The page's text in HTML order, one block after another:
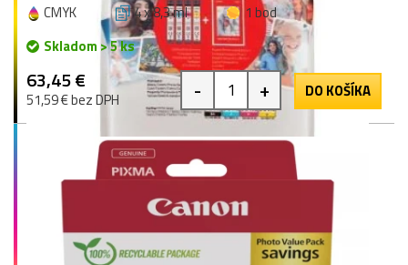
CMYK 4 x 8,3 ml
1 bod
Skladom > 5 ks
63,45 €
51,59 € bez DPH - + DO KOŠÍKA